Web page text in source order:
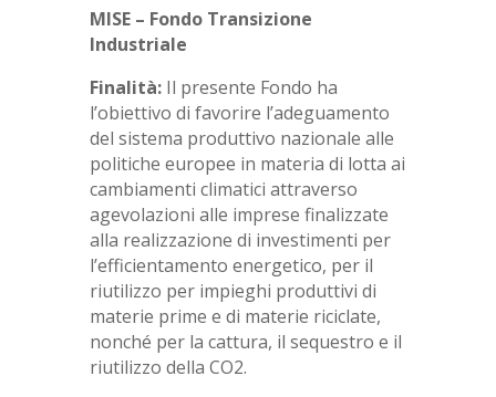
MISE – Fondo Transizione
Industriale
Finalità: Il presente Fondo ha
l’obiettivo di favorire l’adeguamento
del sistema produttivo nazionale alle
politiche europee in materia di lotta ai
cambiamenti climatici attraverso
agevolazioni alle imprese finalizzate
alla realizzazione di investimenti per
l’efficientamento energetico, per il
riutilizzo per impieghi produttivi di
materie prime e di materie riciclate,
nonché per la cattura, il sequestro e il
riutilizzo della CO2.